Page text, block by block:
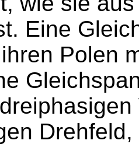
Eine
Polen
Drehfeld,